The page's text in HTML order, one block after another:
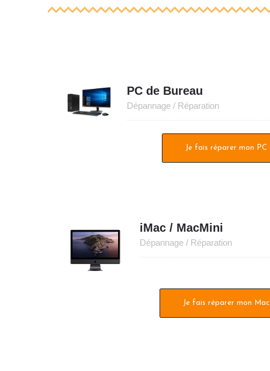
PC de Bureau
Dépannage / Réparation
Je fais réparer mon PC
iMac / MacMini
Dépannage / Réparation
Je fais réparer mon Mac